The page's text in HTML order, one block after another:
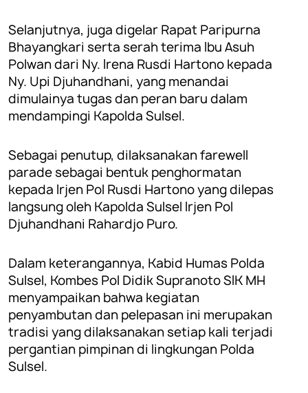
Selanjutnya, juga digelar Rapat Paripurna
Bhayangkari serta serah terima Ibu Asuh
Polwan dari Ny. Irena Rusdi Hartono kepada
Ny. Upi Djuhandhani, yang menandai
dimulainya tugas dan peran baru dalam
mendampingi Kapolda Sulsel.
Sebagai penutup, dilaksanakan farewell
parade sebagai bentuk penghormatan
kepada Irjen Pol Rusdi Hartono yang dilepas
langsung oleh Kapolda Sulsel Irjen Pol
Djuhandhani Rahardjo Puro.
Dalam keterangannya, Kabid Humas Polda
Sulsel, Kombes Pol Didik Supranoto SIK MH
menyampaikan bahwa kegiatan
penyambutan dan pelepasan ini merupakan
tradisi yang dilaksanakan setiap kali terjadi
pergantian pimpinan di lingkungan Polda
Sulsel.